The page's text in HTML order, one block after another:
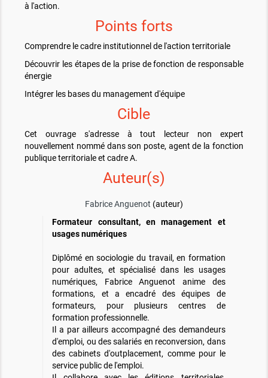
à l'action.
Points forts
Comprendre le cadre institutionnel de l'action territoriale
Découvrir les étapes de la prise de fonction de responsable
énergie
Intégrer les bases du management d'équipe
Cible
Cet ouvrage s'adresse à tout lecteur non expert
nouvellement nommé dans son poste, agent de la fonction
publique territoriale et cadre A.
Auteur(s)
Fabrice Anguenot (auteur)
Formateur consultant, en management et
usages numériques
Diplômé en sociologie du travail, en formation
pour adultes, et spécialisé dans les usages
numériques, Fabrice Anguenot anime des
formations, et a encadré des équipes de
formateurs, pour plusieurs centres de
formation professionnelle.
Il a par ailleurs accompagné des demandeurs
d'emploi, ou des salariés en reconversion, dans
des cabinets d'outplacement, comme pour le
service public de l'emploi.